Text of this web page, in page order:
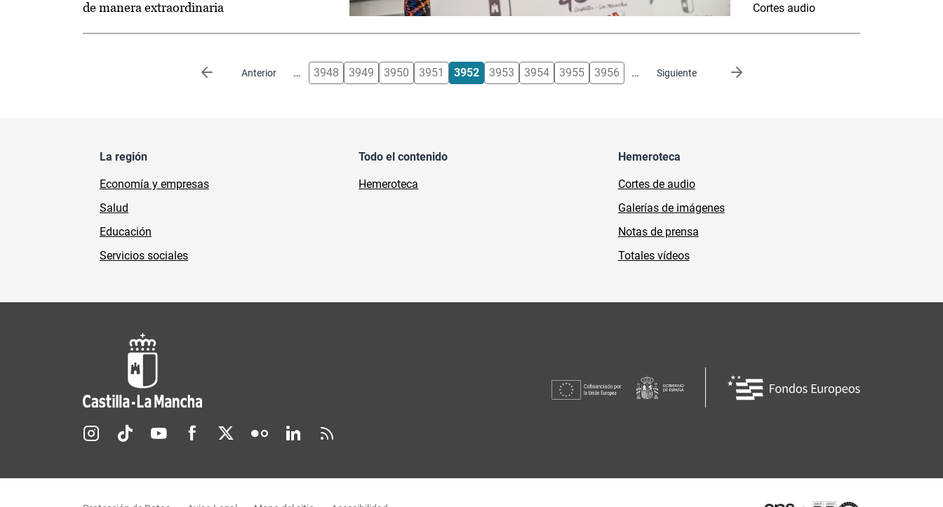
de manera extraordinaria
Cortes audio
Anterior
Página anterior … 3948 3949 3950 3951 3952 3953 3954 3955 3956 … Siguiente
Siguiente página
La región
Economía y empresas
Salud
Educación
Servicios sociales
Todo el contenido
Hemeroteca
Hemeroteca
Cortes de audio
Galerías de imágenes
Notas de prensa
Totales vídeos
Redes sociales JCCM